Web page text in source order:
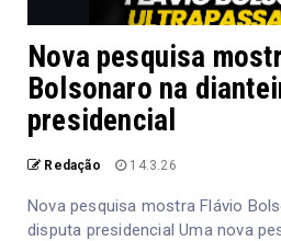
Nova pesquisa
Bolsonaro na
presidencial
Redação 14.3.26
Nova pesquisa mostra Flávio
disputa presidencial Uma nova